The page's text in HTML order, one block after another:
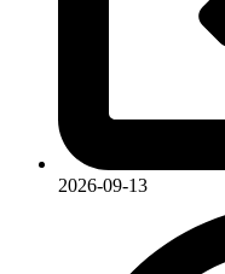
2026-09-13